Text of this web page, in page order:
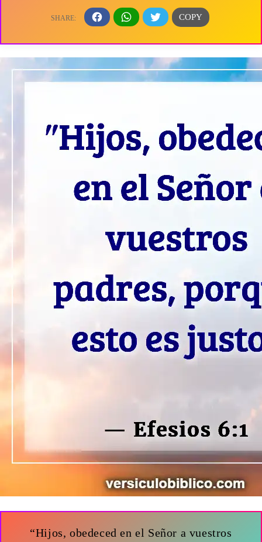
“Hijos, obedeced en el Señor a vuestros